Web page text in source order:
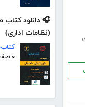
(نظامات اداری)
۰ صفحه